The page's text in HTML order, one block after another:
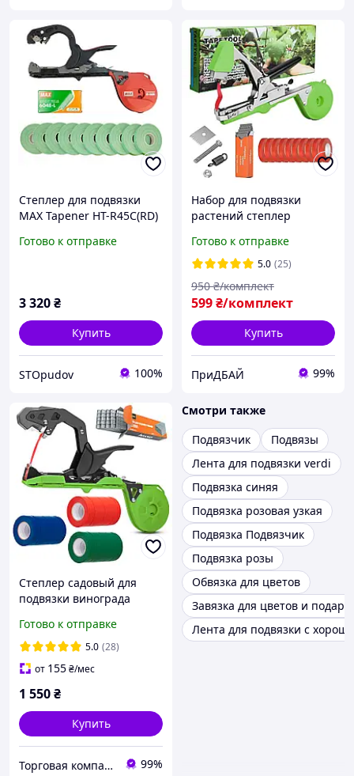
Степлер для подвязки
MAX Tapener HT-R45C(RD)
лент (Италия)
Готово к отправке
3 320₴
Купить
STOpudov 100%
Набор для подвязки
растений степлер
лента и скобы для
садового степлера 10 шт
лента 10000
Готово к отправке
5.0 (25)
599₴/комплект
950 ₴/комплект
Купить
ПриДБАЙ 99%
Степлер садовый для
подвязки винограда
шт, скобы
Готово к отправке
5.0 (28)
от 155₴/мес
1 550₴
Купить
Торговая компания LOSSO 99%
Смотри также
Подвязчик
Подвязы
Лента для подвязки verdi
Подвязка синяя
Подвязка розовая узкая
Подвязка Подвязчик
Подвязка розы
Обвязка для цветов
Завязка для цветов и
Лента для подвязки с